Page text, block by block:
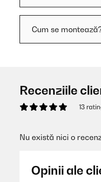
Cum se
Recenziile
13
Nu există nici o
Opinii ale